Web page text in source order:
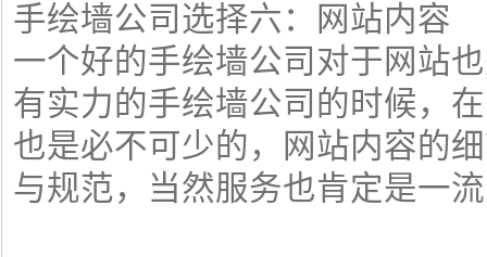
手绘墙公司选择六：网站内容
一个好的手绘墙公司对于网站
有实力的手绘墙公司的时候，
也是必不可少的，网站内容的
与规范，当然服务也肯定是一